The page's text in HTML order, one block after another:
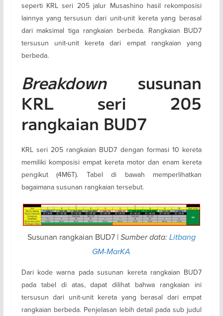
seperti KRL seri 205 jalur Musashino hasil rekomposisi
lainnya yang tersusun dari unit-unit kereta yang berasal
dari maksimal tiga rangkaian berbeda. Rangkaian BUD7
tersusun unit-unit kereta dari empat rangkaian yang
berbeda.
Breakdownsusunan
KRL seri 205
rangkaian BUD7
KRL seri 205 rangkaian BUD7 dengan formasi 10 kereta
memiliki komposisi empat kereta motor dan enam kereta
pengikut (4M6T). Tabel di bawah memperlihatkan
bagaimana susunan rangkaian tersebut.
Susunan rangkaian BUD7 | Sumber data:Litbang
GM-MarKA
Dari kode warna pada susunan kereta rangkaian BUD7
pada tabel di atas, dapat dilihat bahwa rangkaian ini
tersusun dari unit-unit kereta yang berasal dari empat
rangkaian berbeda. Penjelasan lebih detail pada sub judul